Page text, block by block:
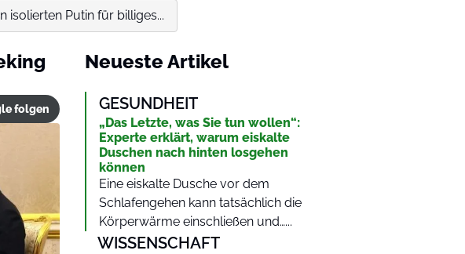
isolierten Putin für billiges...
folgen
Neueste Artikel
GESUNDHEIT
„Das Letzte, was Sie tun wollen“:
Experte erklärt, warum eiskalte
Duschen nach hinten losgehen
können
Eine eiskalte Dusche vor dem
Schlafengehen kann tatsächlich die
Körperwärme einschließen und…...
WISSENSCHAFT